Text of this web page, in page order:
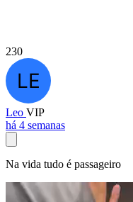
230
Leo VIP
há 4 semanas
Na vida tudo é passageiro